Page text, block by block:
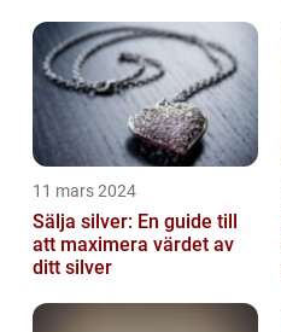
11 mars 2024
Sälja silver: En guide till
att maximera värdet av
ditt silver